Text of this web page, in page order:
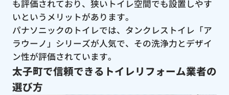
も評価されており、狭いトイレ空間でも設置しやす
いというメリットがあります。
パナソニックのトイレでは、タンクレストイレ「ア
ラウーノ」シリーズが人気で、その洗浄力とデザイ
ン性が評価されています。
太子町で信頼できるトイレリフォーム業者の
選び方